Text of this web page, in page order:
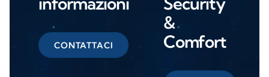
CONTATTACI
&
Comfort